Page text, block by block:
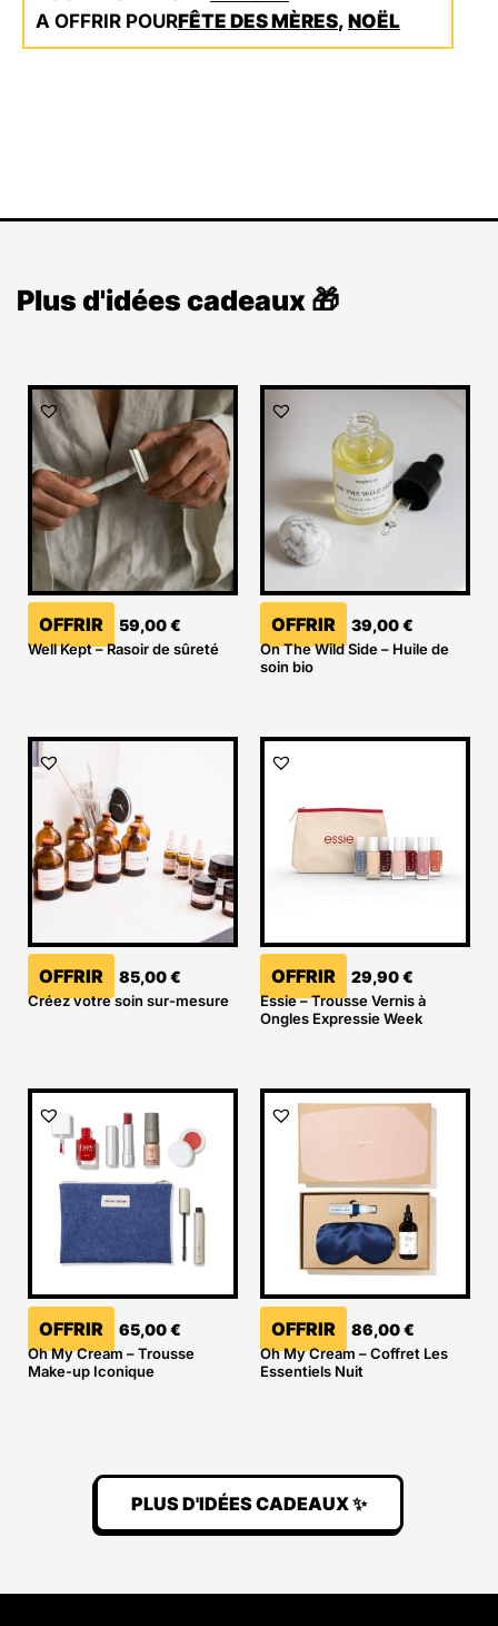
A OFFRIR POURFÊTE DES MÈRES, NOËL
Plus d'idées cadeaux 🎁
OFFRIR 59,00€
Well Kept – Rasoir de sûreté
OFFRIR 39,00€
On The Wild Side – Huile de
soin bio
OFFRIR 85,00€
Créez votre soin sur-mesure
OFFRIR 29,90€
Essie – Trousse Vernis à
Ongles Expressie Week
OFFRIR 65,00€
Oh My Cream – Trousse
Make-up Iconique
OFFRIR 86,00€
Oh My Cream – Coffret Les
Essentiels Nuit
PLUS D'IDÉES CADEAUX ✨